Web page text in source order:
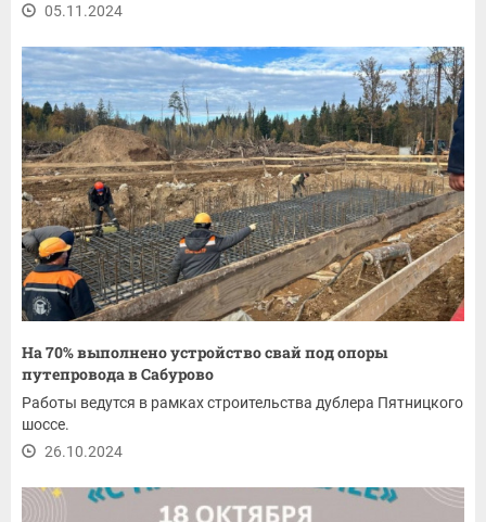
05.11.2024
На 70% выполнено устройство свай под опоры
путепровода в Сабурово
Работы ведутся в рамках строительства дублера Пятницкого
шоссе.
26.10.2024